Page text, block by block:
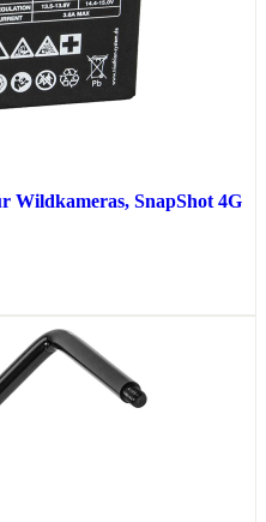
Wildkameras, SnapShot 4G